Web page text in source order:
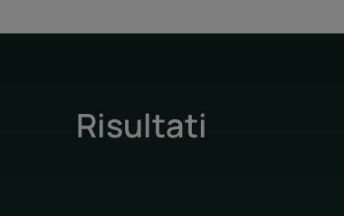
Risultati